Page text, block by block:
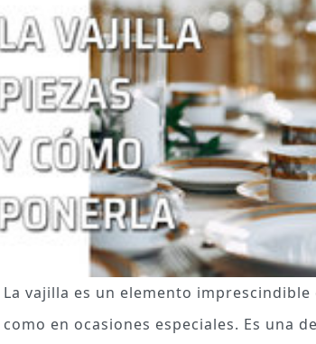
La vajilla es un elemento
como en ocasiones especiales. Es una